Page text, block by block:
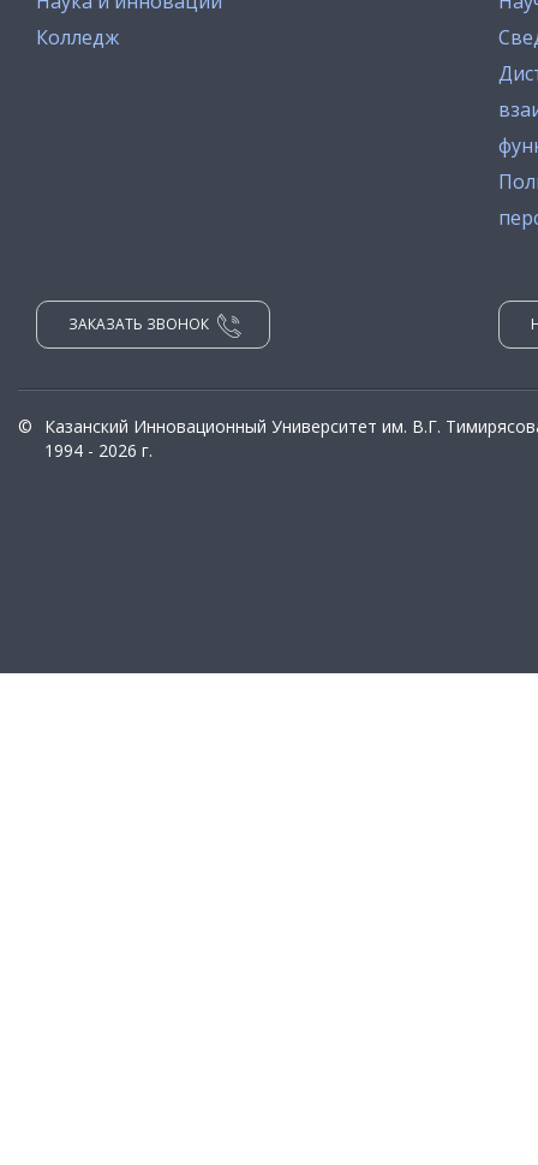
Колледж
ЗАКАЗАТЬ ЗВОНОК
©
Казанский Инновационный Университет им. В.Г.
1994 - 2026 г.